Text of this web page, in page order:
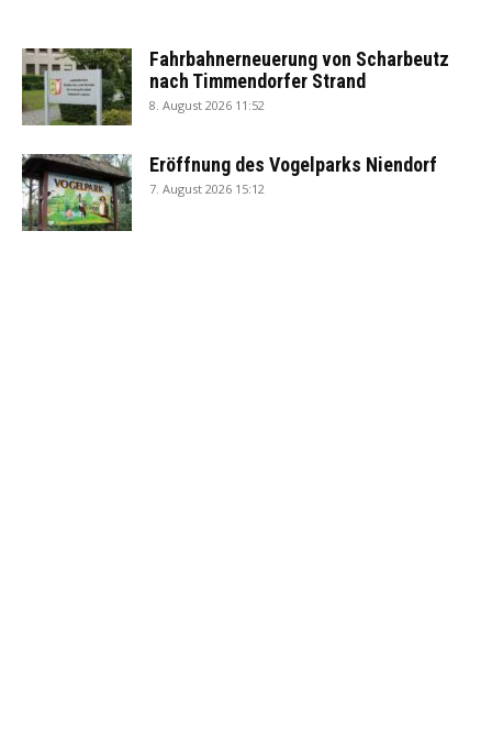
Fahrbahnerneuerung von Scharbeutz
nach Timmendorfer Strand
8. August 2026 11:52
Eröffnung des Vogelparks Niendorf
7. August 2026 15:12